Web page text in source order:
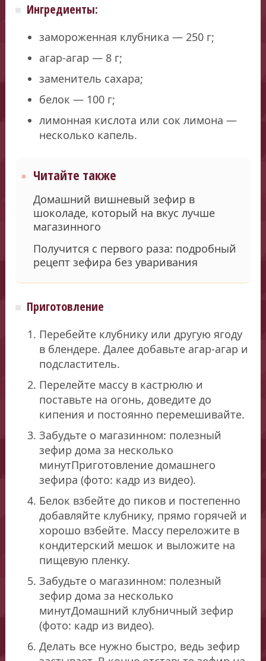
Ингредиенты:
замороженная клубника — 250 г;
агар-агар — 8 г;
заменитель сахара;
белок — 100 г;
лимонная кислота или сок лимона —
несколько капель.
Читайте также
Домашний вишневый зефир в
шоколаде, который на вкус лучше
магазинного
Получится с первого раза: подробный
рецепт зефира без уваривания
Приготовление
Перебейте клубнику или другую ягоду
в блендере. Далее добавьте агар-агар и
подсластитель.
Перелейте массу в кастрюлю и
поставьте на огонь, доведите до
кипения и постоянно перемешивайте.
Забудьте о магазинном: полезный
зефир дома за несколько
минутПриготовление домашнего
зефира (фото: кадр из видео).
Белок взбейте до пиков и постепенно
добавляйте клубнику, прямо горячей и
хорошо взбейте. Массу переложите в
кондитерский мешок и выложите на
пищевую пленку.
Забудьте о магазинном: полезный
зефир дома за несколько
минутДомашний клубничный зефир
(фото: кадр из видео).
Делать все нужно быстро, ведь зефир